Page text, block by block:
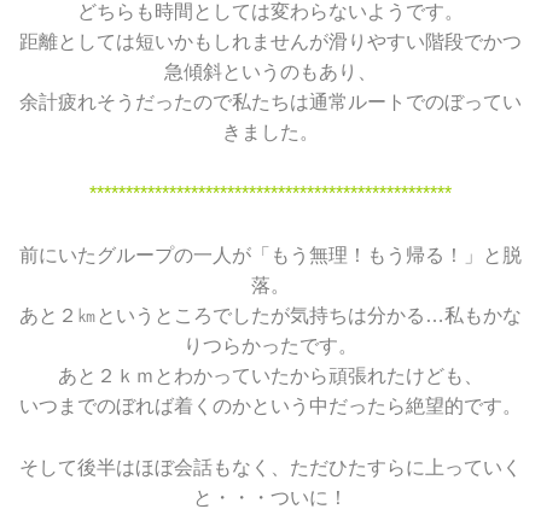
どちらも時間としては変わらないようです。
距離としては短いかもしれませんが滑りやすい階段でかつ
急傾斜というのもあり、
余計疲れそうだったので私たちは通常ルートでのぼってい
きました。
**************************************************
前にいたグループの一人が「もう無理！もう帰る！」と脱
落。
あと２㎞というところでしたが気持ちは分かる…私もかな
りつらかったです。
あと２ｋｍとわかっていたから頑張れたけども、
いつまでのぼれば着くのかという中だったら絶望的です。
そして後半はほぼ会話もなく、ただひたすらに上っていく
と・・・ついに！